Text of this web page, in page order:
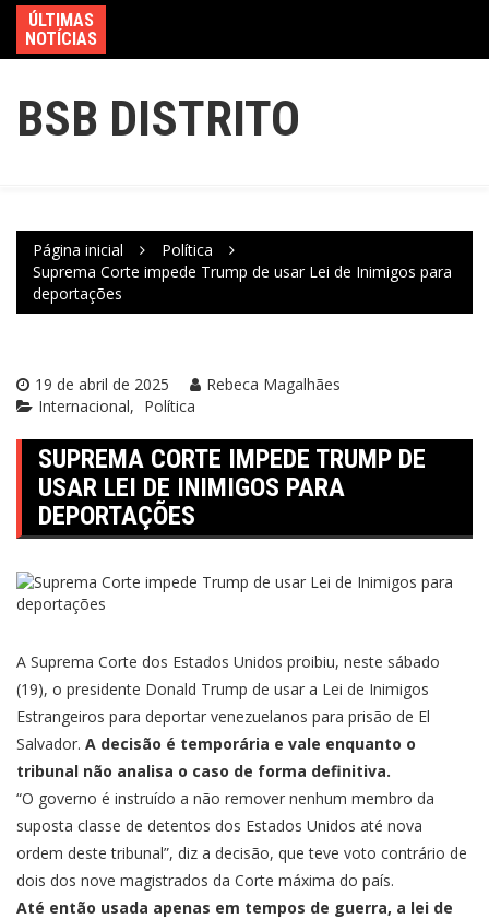
ÚLTIMAS
NOTÍCIAS
BSB DISTRITO
Página inicial
Política
Suprema Corte impede Trump de usar Lei de Inimigos para
deportações
19 de abril de 2025
Rebeca Magalhães
Internacional
Política
SUPREMA CORTE IMPEDE TRUMP DE
USAR LEI DE INIMIGOS PARA
DEPORTAÇÕES
A Suprema Corte dos Estados Unidos proibiu, neste sábado
(19), o presidente Donald Trump de usar a Lei de Inimigos
Estrangeiros para deportar venezuelanos para prisão de El
Salvador. A decisão é temporária e vale enquanto o
tribunal não analisa o caso de forma definitiva.
“O governo é instruído a não remover nenhum membro da
suposta classe de detentos dos Estados Unidos até nova
ordem deste tribunal”, diz a decisão, que teve voto contrário de
dois dos nove magistrados da Corte máxima do país.
Até então usada apenas em tempos de guerra, a lei de